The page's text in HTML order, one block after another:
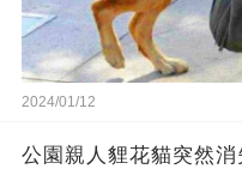
2024/01/12
公園親人貍花貓突然